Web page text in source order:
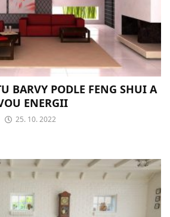
BARVY PODLE FENG SHUI A
ENERGII
25. 10. 2022